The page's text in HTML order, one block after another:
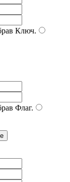
Ключ.
Флаг.